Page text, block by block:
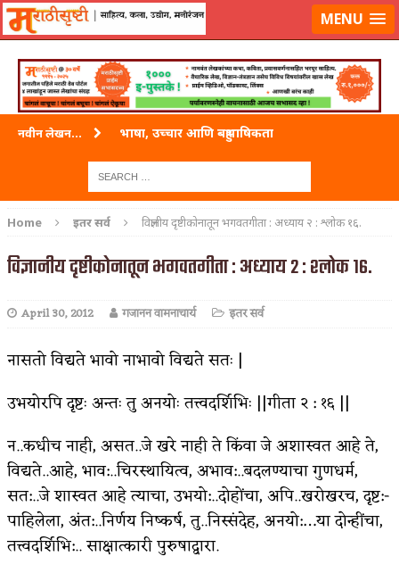
लॉग-इन करा|लेखक नोंदणी कराMENU
नवीन लेखन... भाषा, उच्चार आणि बहुभाषिकता
ताम्र – एक अफलातून धातू (COPPER)
अशी एक कविता लिहू इच्छिते
पाटलाची विहीर
शपथ
कसं हुईन तं हू माय…
काळजाचे प्रेत
चमकदार चांदी
Home इतर सर्व विज्ञानीय दृष्टीकोनातून भगवतगीता : अध्याय २ : श्लोक १६.
विज्ञानीय दृष्टीकोनातून भगवतगीता : अध्याय २ : श्लोक १६.
April 30, 2012 गजानन वामनाचार्य इतर सर्व
नासतो विद्यते भावो नाभावो विद्यते सतः |
उभयोरपि दृष्टः अन्तः तु अनयोः तत्त्वदर्शिभिः ||गीता २ : १६ ||
न..कधीच नाही, असत..जे खरे नाही ते किंवा जे अशास्वत आहे ते,
विद्यते..आहे, भाव:..चिरस्थायित्व, अभाव:..बदलण्याचा गुणधर्म,
सत:..जे शास्वत आहे त्याचा, उभयो:..दोहोंचा, अपि..खरोखरच, दृष्ट:-
पाहिलेला, अंत:..निर्णय निष्कर्ष, तु..निस्संदेह, अनयो:…या दोन्हींचा,
तत्त्वदर्शिभि:.. साक्षात्कारी पुरुषाद्वारा.